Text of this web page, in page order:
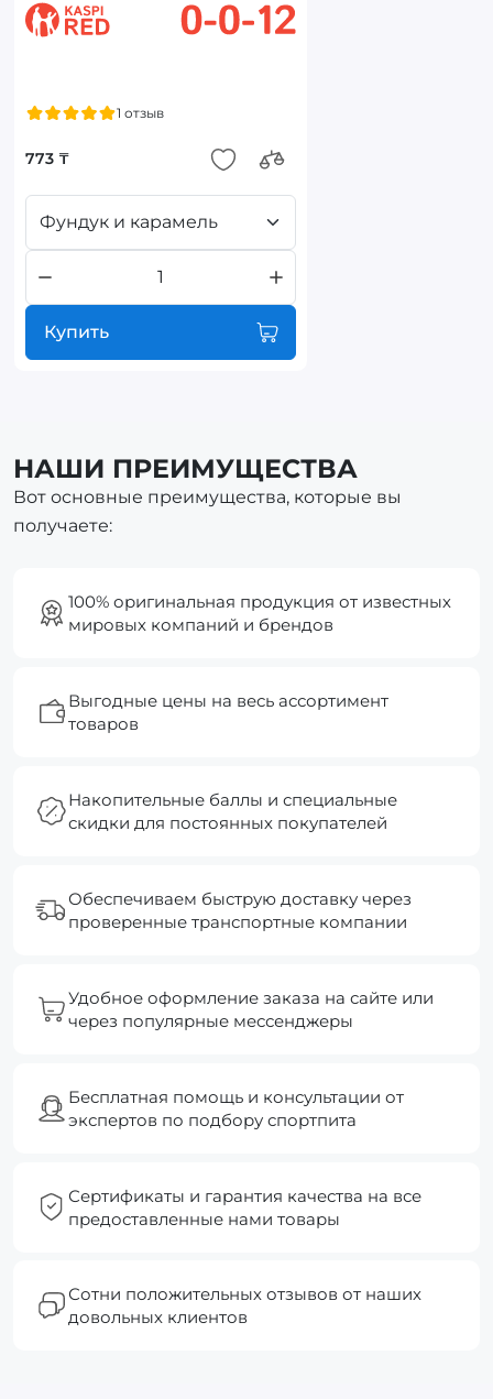
1 отзыв
773 ₸
Фундук и карамель
Купить
НАШИ ПРЕИМУЩЕСТВА
Вот основные преимущества, которые вы
получаете:
100% оригинальная продукция от известных
мировых компаний и брендов
Выгодные цены на весь ассортимент
товаров
Накопительные баллы и специальные
скидки для постоянных покупателей
Обеспечиваем быструю доставку через
проверенные транспортные компании
Удобное оформление заказа на сайте или
через популярные мессенджеры
Бесплатная помощь и консультации от
экспертов по подбору спортпита
Сертификаты и гарантия качества на все
предоставленные нами товары
Сотни положительных отзывов от наших
довольных клиентов